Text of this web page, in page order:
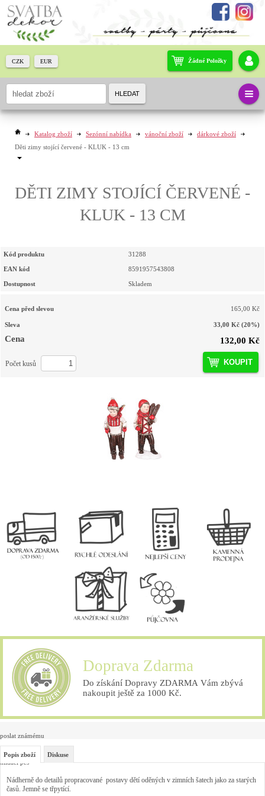
Katalog zboží Sezónní nabídka vánoční zboží
dárkové zboží
Děti zimy stojící červené - KLUK - 13 cm
DĚTI ZIMY STOJÍCÍ ČERVENÉ -
KLUK - 13 CM
Kód produktu 31288
EAN kód 8591957543808
Dostupnost Skladem
Cena před slevou 165,00 Kč
Sleva 33,00 Kč (20%)
Cena 132,00 Kč
KOUPIT
Počet kusů
Doprava Zdarma
Do získání Dopravy ZDARMA Vám zbývá
nakoupit ještě za 1000 Kč.
poslat známému
hlídací pes
Popis zboží Diskuse
Nádherně do detailů propracované postavy dětí oděných v zimních šatech jako za starých
časů. Jemně se třpytící.
Žádné Položky
CZK EUR
HLEDAT